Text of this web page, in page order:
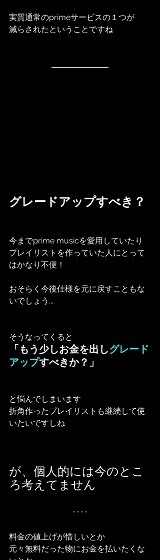
実質通常のprimeサービスの１つが
減らされたということですね
グレードアップすべき？
今までprime musicを愛用していたり
プレイリストを作っていた人にとって
はかなり不便！
おそらく今後仕様を元に戻すこともな
いでしょう...
そうなってくると
「もう少しお金を出しグレード
アップすべきか？」
と悩んでしまいます
折角作ったプレイリストも継続して使
いたいですしね
が、個人的には今のとこ
ろ考えてません
料金の値上げが惜しいとか
元々無料だった物にお金を払いたくな